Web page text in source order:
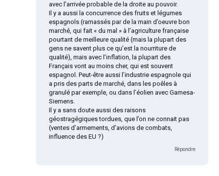
avec l’arrivée probable de la droite au pouvoir.
Il y a aussi la concurrence des fruits et légumes
espagnols (ramassés par de la main d’oeuvre bon
marché, qui fait « du mal » à l’agriculture française
pourtant de meilleure qualité (mais la plupart des
gens ne savent plus ce qu’est la nourriture de
qualité), mais avec l’inflation, la plupart des
Français vont au moins cher, qui est souvent
espagnol. Peut-être aussi l’industrie espagnole qui
a pris des parts de marché, dans les poêles à
granulé par exemple, ou dans l’éolien avec Gamesa-
Siemens.
Il y a sans doute aussi des raisons
géostragégiques tordues, que l’on ne connait pas
(ventes d’armements, d’avions de combats,
influence des EU ?)
Répondre